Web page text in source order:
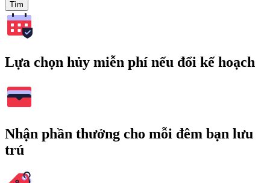
Tìm
Lựa chọn hủy miễn phí nếu đổi kế hoạch
Nhận phần thưởng cho mỗi đêm bạn lưu
trú